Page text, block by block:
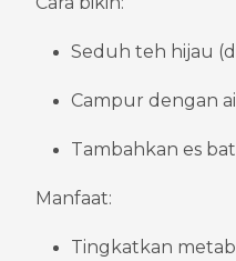
Seduh teh hijau
Campur dengan
Tambahkan es
Manfaat:
Tingkatkan